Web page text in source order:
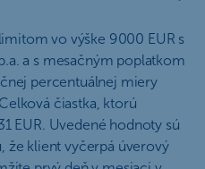
vo výške 9000 EUR s
a s mesačným poplatkom
percentuálnej miery
čiastka, ktorú
EUR. Uvedené hodnoty sú
že klient vyčerpá úverový